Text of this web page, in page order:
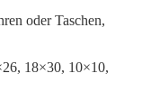
oder Taschen,
18×30, 10×10,